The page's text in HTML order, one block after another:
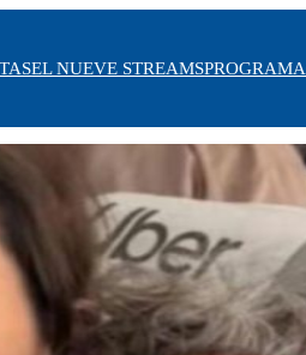
EL NUEVE STREAMS